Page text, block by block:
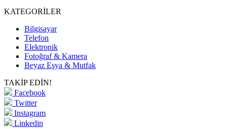
KATEGORİLER
Bilgisayar
Telefon
Elektronik
Fotoğraf & Kamera
Beyaz Eşya & Mutfak
TAKİP EDİN!
Facebook
Twitter
Instagram
Linkedin